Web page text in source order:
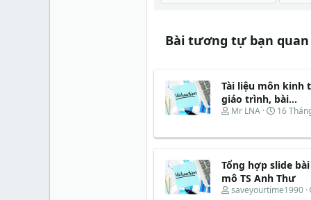
Bài tương tự bạn
Tài liệu môn kinh
giáo trình, bài...
T
d
s
t
Mr LNA
N
ắ
t
đ
16
Tổng hợp slide
mô TS Anh Thư
T
saveyourtime1990